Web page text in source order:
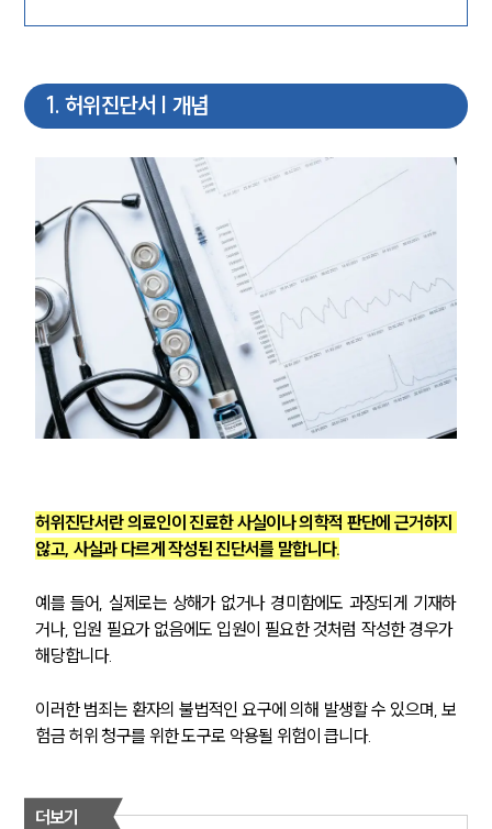
1 . 허위진단서 | 개념
허위진단서란 의료인이 진료한 사실이나 의학적 판단에 근거하지
않고, 사실과 다르게 작성된 진단서를 말합니다.
예를 들어, 실제로는 상해가 없거나 경미함에도 과장되게 기재하
거나, 입원 필요가 없음에도 입원이 필요한 것처럼 작성한 경우가
해당합니다.
이러한 범죄는 환자의 불법적인 요구에 의해 발생할 수 있으며, 보
험금 허위 청구를 위한 도구로 악용될 위험이 큽니다.
더보기